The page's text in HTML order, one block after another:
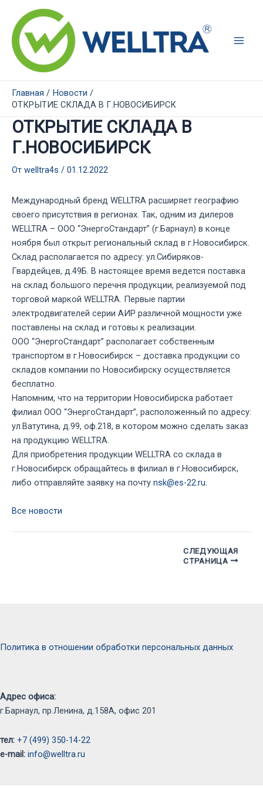
содержимому
Главная
Новости
ОТКРЫТИЕ СКЛАДА В Г.НОВОСИБИРСК
ОТКРЫТИЕ СКЛАДА В
Г.НОВОСИБИРСК
От welltra4s / 01.12.2022
Международный бренд WELLTRA расширяет географию
своего присутствия в регионах. Так, одним из дилеров
WELLTRA – ООО “ЭнергоСтандарт” (г.Барнаул) в конце
ноября был открыт региональный склад в г.Новосибирск.
Склад располагается по адресу: ул.Сибиряков-
Гвардейцев, д.49Б. В настоящее время ведется поставка
на склад большого перечня продукции, реализуемой под
торговой маркой WELLTRA. Первые партии
электродвигателей серии АИР различной мощности уже
поставлены на склад и готовы к реализации.
ООО “ЭнергоСтандарт” располагает собственным
транспортом в г.Новосибирск – доставка продукции со
складов компании по Новосибирску осуществляется
бесплатно.
Напомним, что на территории Новосибирска работает
филиал ООО “ЭнергоСтандарт”, расположенный по адресу:
ул.Ватутина, д.99, оф.218, в котором можно сделать заказ
на продукцию WELLTRA.
Для приобретения продукции WELLTRA со склада в
г.Новосибирск обращайтесь в филиал в г.Новосибирск,
либо отправляйте заявку на почту nsk@es-22.ru.
Все новости
СЛЕДУЮЩАЯ
СТРАНИЦА
Политика в отношении обработки персональных данных
Адрес офиса:
г.Барнаул, пр.Ленина, д.158А, офис 201
тел: +7 (499) 350-14-22
e-mail: info@welltra.ru